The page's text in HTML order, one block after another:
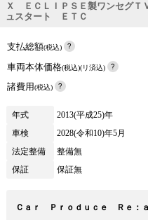
Ｘ ＥＣＬＩＰＳＥ製ワンセグ
ュスタート ＥＴＣ
支払総額(税込)
車両本体価格(税込)(リ済込)
諸費用(税込)
年式 2013(平成25)年
車検
2028(令和10)年5月
法定整備
整備無
保証
保証無
Ｃａｒ Ｐｒｏｄｕｃｅ Ｒｅ：